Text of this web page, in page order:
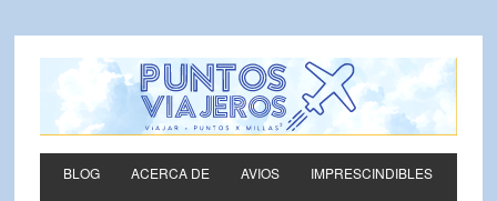
BLOG ACERCA DE AVIOS IMPRESCINDIBLES